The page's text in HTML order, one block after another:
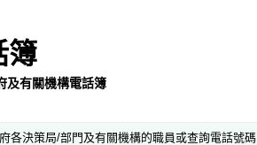
簿
及有關機構電話簿
各決策局/部門及有關機構的職員或查詢電話號碼